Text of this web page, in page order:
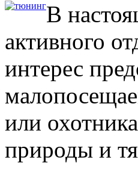
В
активного
интерес
или
природы и